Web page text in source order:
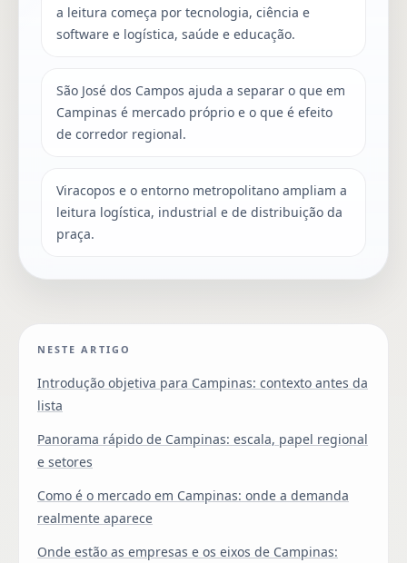
a leitura começa por tecnologia, ciência e
software e logística, saúde e educação.
São José dos Campos ajuda a separar o que em
Campinas é mercado próprio e o que é efeito
de corredor regional.
Viracopos e o entorno metropolitano ampliam a
leitura logística, industrial e de distribuição da
praça.
NESTE ARTIGO
Introdução objetiva para Campinas: contexto antes da
lista
Panorama rápido de Campinas: escala, papel regional
e setores
Como é o mercado em Campinas: onde a demanda
realmente aparece
Onde estão as empresas e os eixos de Campinas: